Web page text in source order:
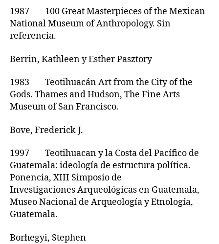
1987 100 Great Masterpieces of the Mexican
National Museum of Anthropology. Sin
referencia.
Berrin, Kathleen y Esther Pasztory
1983 Teotihuacán Art from the City of the
Gods. Thames and Hudson, The Fine Arts
Museum of San Francisco.
Bove, Frederick J.
1997 Teotihuacan y la Costa del Pacífico de
Guatemala: ideología de estructura política.
Ponencia, XIII Simposio de
Investigaciones Arqueológicas en Guatemala,
Museo Nacional de Arqueología y Etnología,
Guatemala.
Borhegyi, Stephen